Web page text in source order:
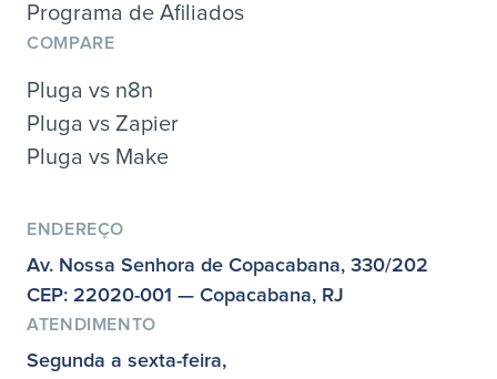
Programa de Afiliados
COMPARE
Pluga vs n8n
Pluga vs Zapier
Pluga vs Make
ENDEREÇO
Av. Nossa Senhora de Copacabana, 330/202
CEP: 22020-001 — Copacabana, RJ
ATENDIMENTO
Segunda a sexta-feira,